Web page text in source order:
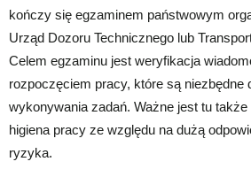
kończy się egzaminem państwowym
Urząd Dozoru Technicznego lub
Celem egzaminu jest weryfikacja
rozpoczęciem pracy, które są niezbędne
wykonywania zadań. Ważne jest tu
higiena pracy ze względu na dużą
ryzyka.